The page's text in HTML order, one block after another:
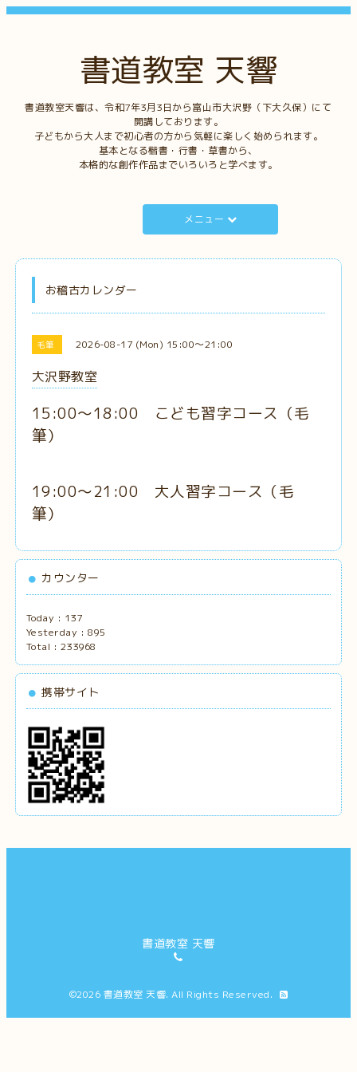
書道教室 天響
書道教室天響は、令和7年3月3日から富山市大沢野（下大久保）にて
開講しております。
子どもから大人まで初心者の方から気軽に楽しく始められます。
基本となる楷書・行書・草書から、
本格的な創作作品までいろいろと学べます。
メニュー
お稽古カレンダー
毛筆 2026-08-17 (Mon) 15:00～21:00
大沢野教室
15:00～18:00 こども習字コース （毛
筆）
19:00～21:00 大人習字コース（毛
筆）
カウンター
Today : 137
Yesterday : 895
Total : 233968
携帯サイト
書道教室 天響
©2026 書道教室 天響. All Rights Reserved.